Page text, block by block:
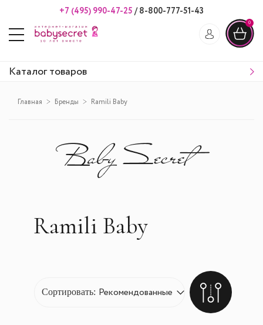
+7 (495) 990-47-25 /8-800-777-51-43
0
Каталог товаров
Главная Бренды Ramili Baby
Ramili Baby
Сортировать: